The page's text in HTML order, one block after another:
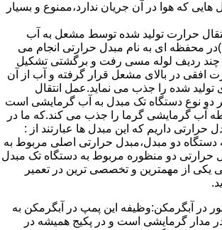
هایی که هوا در آن جریان ندارد،ممنوع و بسیار
حرارت تولید شده توسط مشعل به آب
محفظه ای به نام مبدل حرارتی انجام می
چند ردیف لوله مسی رفت و برگشتی تشکیل
در بالای مشعل قرار گرفته و آب از آن
شده را جذب می نماید.عمل انتقال
دو نوع دستگاه تک مبدل به آب گرمایشی است
آب گرمایشی گرما را جذب می کند.که ما در
حرارتی داریم که این مبدل ها عبارتند از :
دستگاه دو مبدل،مبدل حرارتی اصلی مربوط به
حرارتی دو منظوره مربوط به دستگاه تک مبدل
یکی از مهمترین و تخصصی ترین در تعمیر
در آبگرمکن:وظیفه این پمپ در آبگرمکن به
مدار گرمایشی است و در پکیج همیشه در